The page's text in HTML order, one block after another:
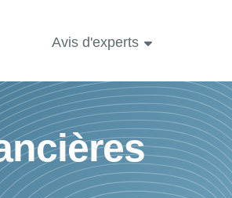
Avis d'experts